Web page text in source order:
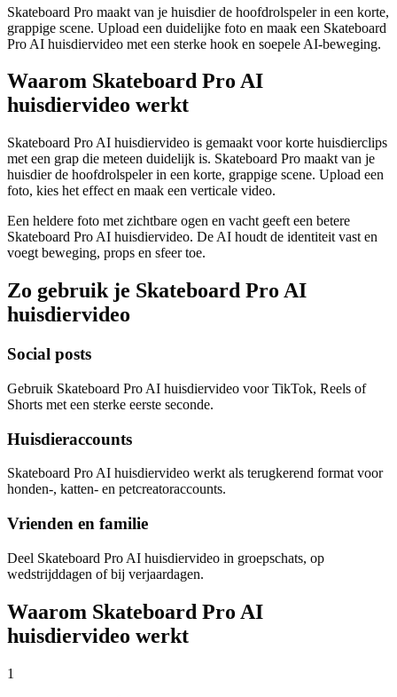
Skateboard Pro maakt van je huisdier de hoofdrolspeler in een korte,
grappige scene. Upload een duidelijke foto en maak een Skateboard
Pro AI huisdiervideo met een sterke hook en soepele AI-beweging.
Waarom Skateboard Pro AI
huisdiervideo werkt
Skateboard Pro AI huisdiervideo is gemaakt voor korte huisdierclips
met een grap die meteen duidelijk is. Skateboard Pro maakt van je
huisdier de hoofdrolspeler in een korte, grappige scene. Upload een
foto, kies het effect en maak een verticale video.
Een heldere foto met zichtbare ogen en vacht geeft een betere
Skateboard Pro AI huisdiervideo. De AI houdt de identiteit vast en
voegt beweging, props en sfeer toe.
Zo gebruik je Skateboard Pro AI
huisdiervideo
Social posts
Gebruik Skateboard Pro AI huisdiervideo voor TikTok, Reels of
Shorts met een sterke eerste seconde.
Huisdieraccounts
Skateboard Pro AI huisdiervideo werkt als terugkerend format voor
honden-, katten- en petcreatoraccounts.
Vrienden en familie
Deel Skateboard Pro AI huisdiervideo in groepschats, op
wedstrijddagen of bij verjaardagen.
Waarom Skateboard Pro AI
huisdiervideo werkt
1